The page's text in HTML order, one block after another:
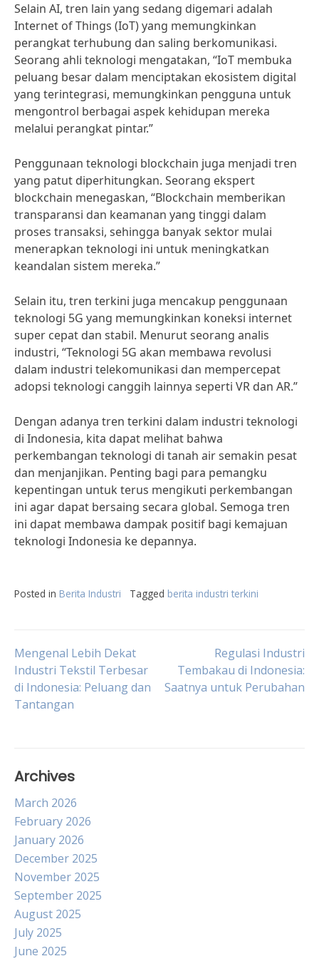
Selain AI, tren lain yang sedang digemari adalah
Internet of Things (IoT) yang memungkinkan
perangkat terhubung dan saling berkomunikasi.
Seorang ahli teknologi mengatakan, “IoT membuka
peluang besar dalam menciptakan ekosistem digital
yang terintegrasi, memungkinkan pengguna untuk
mengontrol berbagai aspek kehidupan mereka
melalui perangkat pintar.”
Penggunaan teknologi blockchain juga menjadi tren
yang patut diperhitungkan. Seorang ekspert
blockchain menegaskan, “Blockchain memberikan
transparansi dan keamanan yang tinggi dalam
proses transaksi, sehingga banyak sektor mulai
menerapkan teknologi ini untuk meningkatkan
keandalan sistem mereka.”
Selain itu, tren terkini juga mencakup penggunaan
teknologi 5G yang memungkinkan koneksi internet
super cepat dan stabil. Menurut seorang analis
industri, “Teknologi 5G akan membawa revolusi
dalam industri telekomunikasi dan mempercepat
adopsi teknologi canggih lainnya seperti VR dan AR.”
Dengan adanya tren terkini dalam industri teknologi
di Indonesia, kita dapat melihat bahwa
perkembangan teknologi di tanah air semakin pesat
dan menjanjikan. Penting bagi para pemangku
kepentingan untuk terus mengikuti perkembangan
ini agar dapat bersaing secara global. Semoga tren
ini dapat membawa dampak positif bagi kemajuan
teknologi Indonesia ke depannya.
Posted in Berita Industri Tagged berita industri terkini
Post
navigation
Mengenal Lebih Dekat
Industri Tekstil Terbesar
di Indonesia: Peluang dan
Tantangan
Regulasi Industri
Tembakau di Indonesia:
Saatnya untuk Perubahan
Archives
March 2026
February 2026
January 2026
December 2025
November 2025
September 2025
August 2025
July 2025
June 2025